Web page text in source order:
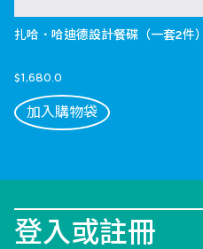
扎哈．哈迪德設計餐碟（一套2件）
$1,680.0
加入購物袋
登入或註冊